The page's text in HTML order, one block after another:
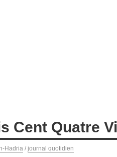
Cent Quatre
Hadria / journal quotidien